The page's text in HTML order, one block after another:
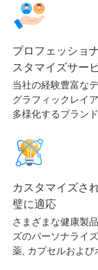
プロフェッショ
スタマイズサー
当社の経験豊富な
グラフィックレイ
多様化するブラン
カスタマイズさ
璧に適応
さまざまな健康製
ズのパーソナライ
薬, カプセルおよび